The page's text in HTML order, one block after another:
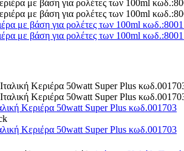
με βάση για ρολέτες των 100ml
με βάση για ρολέτες των 100ml
Κεριέρα 50watt Super Plus κωδ.001703
Κεριέρα 50watt Super Plus κωδ.001703